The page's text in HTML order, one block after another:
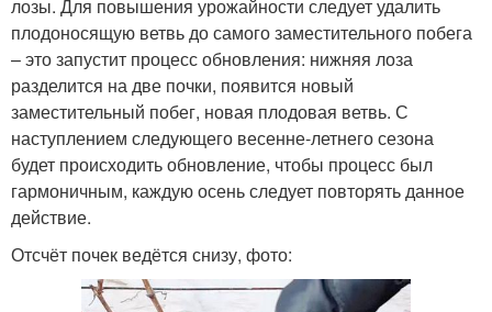
лозы. Для повышения урожайности следует удалить
плодоносящую ветвь до самого заместительного побега
– это запустит процесс обновления: нижняя лоза
разделится на две почки, появится новый
заместительный побег, новая плодовая ветвь. С
наступлением следующего весенне-летнего сезона
будет происходить обновление, чтобы процесс был
гармоничным, каждую осень следует повторять данное
действие.
Отсчёт почек ведётся снизу, фото: